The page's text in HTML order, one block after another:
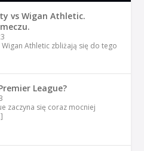
vs Wigan Athletic.
Wigan Athletic zbliżają się do tego
League?
zaczyna się coraz mocniej